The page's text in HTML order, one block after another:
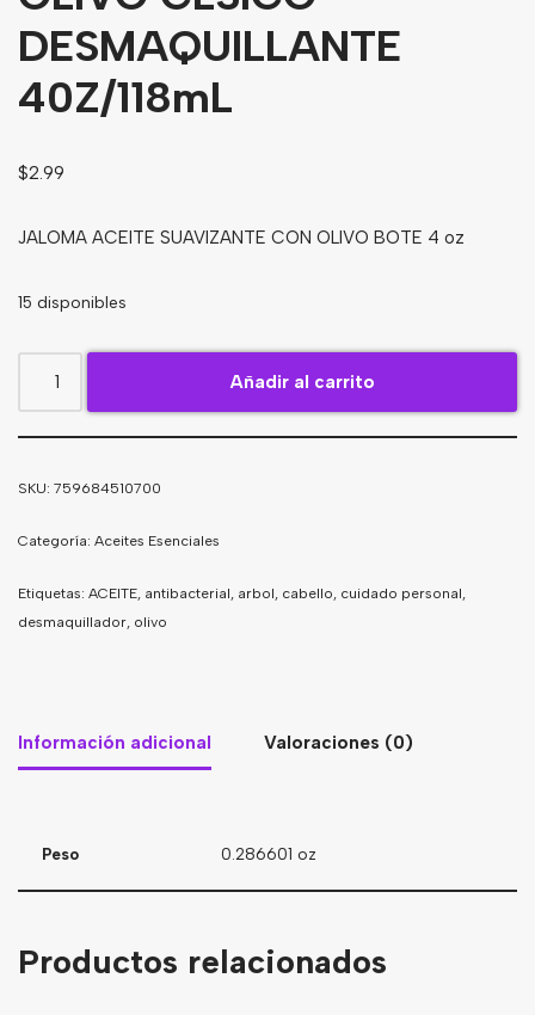
Bebidas
Tés
DESMAQUILLANTE
40Z/118mL
$2.99
JALOMA ACEITE SUAVIZANTE CON OLIVO BOTE 4 oz
15 disponibles
Añadir al carrito
SKU: 759684510700
Categoría: Aceites Esenciales
Etiquetas: ACEITE antibacterial arbol cabello cuidado personal
desmaquillador olivo
Información adicional Valoraciones (0)
Peso 0.286601 oz
Productos relacionados